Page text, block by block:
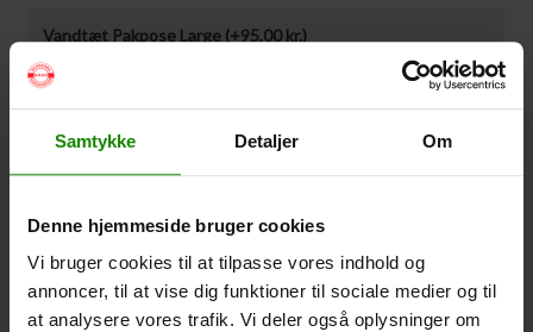
Samtykke Detaljer Om
Denne hjemmeside bruger cookies
Vi bruger cookies til at tilpasse vores indhold og
annoncer, til at vise dig funktioner til sociale medier og til
at analysere vores trafik. Vi deler også oplysninger om
Vandtæt Pakpose Large (+95,00kr.)
Volumen: 36 liter – Størrelse: 30x30x61cm. –
-
Volume: 6 liter – Størrelse: 18x18x35cm. – Materiale:
- +